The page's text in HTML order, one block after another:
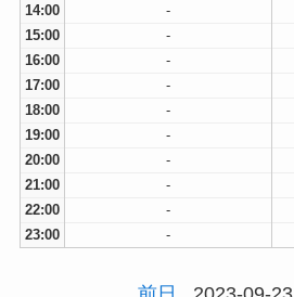
14:00
-
15:00
-
16:00
-
17:00
-
18:00
-
19:00
-
20:00
-
21:00
-
22:00
-
23:00
-